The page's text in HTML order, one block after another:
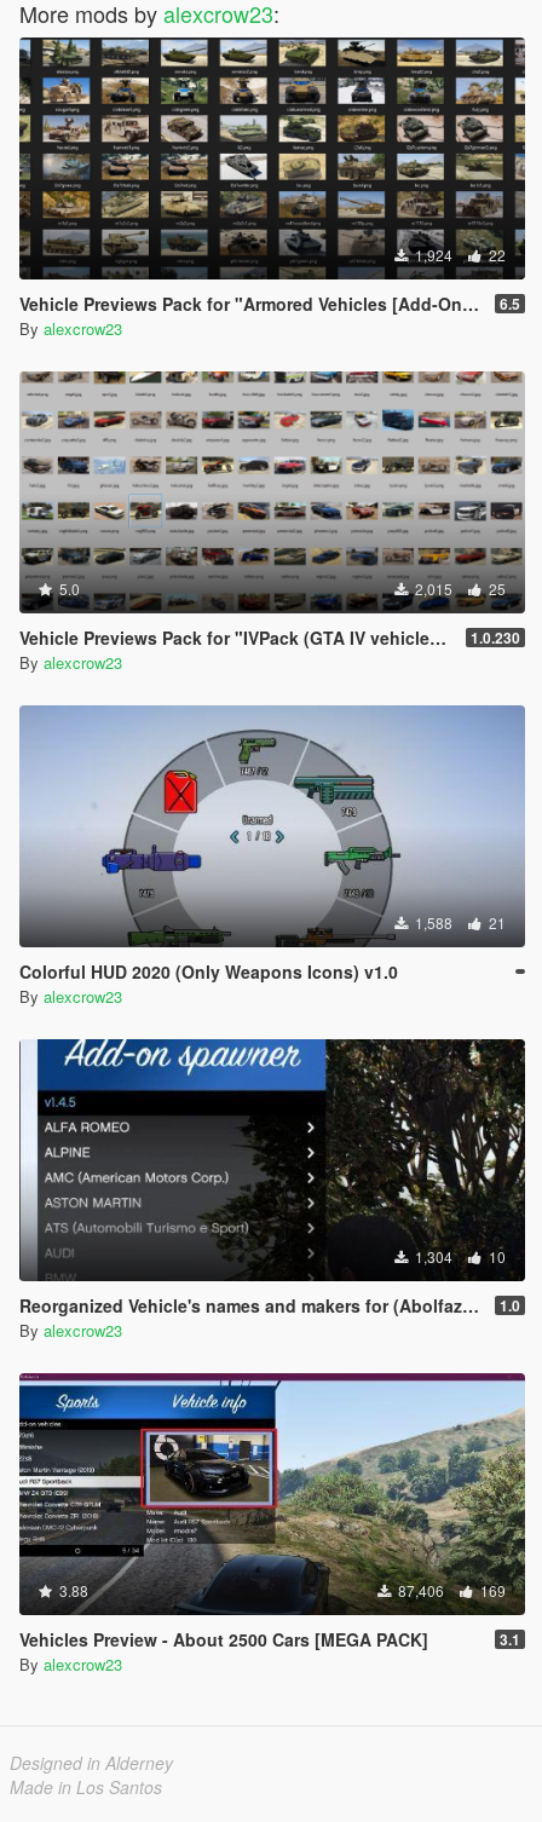
More mods byalexcrow23:
1,924 22
Vehicle Previews Pack for "Armored Vehicles [Add-On] Pack" 6.5
By alexcrow23
5.0 2,015 25
Vehicle Previews Pack for "IVPack (GTA IV vehicles) for GTA 5 " 1.0.230
By alexcrow23
1,588 21
Colorful HUD 2020 (Only Weapons Icons) v1.0
By alexcrow23
1,304 10
Reorganized Vehicle's names and makers for (Abolfazldanaee Cars Pack v1.2) [Add-On] 1.0
By alexcrow23
3.88 87,406 169
Vehicles Preview - About 2500 Cars [MEGA PACK] 3.1
By alexcrow23
Designed in Alderney
Made in Los Santos